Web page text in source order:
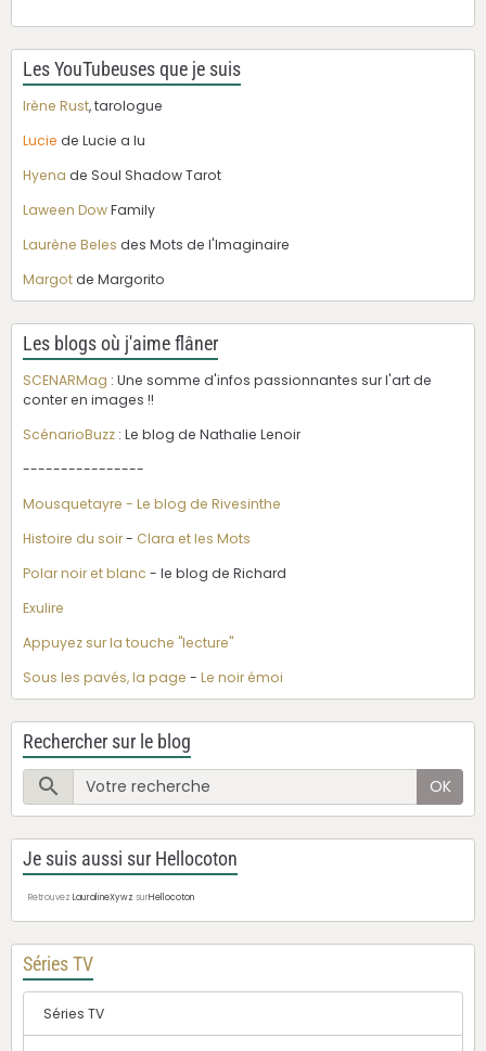
Les YouTubeuses que je suis
Irène Rust, tarologue
Lucie de Lucie a lu
Hyena de Soul Shadow Tarot
Laween DowFamily
Laurène Beles des Mots de l'Imaginaire
Margotde Margorito
Les blogs où j'aime flâner
SCENARMag : Une somme d'infos passionnantes sur l'art de
conter en images !!
ScénarioBuzz : Le blog de Nathalie Lenoir
----------------
Mousquetayre - Le blog de Rivesinthe
Histoire du soir- Clara et les Mots
Polar noir et blanc - le blog de Richard
Exulire
Appuyez sur la touche "lecture"
Sous les pavés, la page - Le noir émoi
Rechercher sur le blog
OK
Je suis aussi sur Hellocoton
Retrouvez LauralineXywz surHellocoton
Séries TV
Séries TV